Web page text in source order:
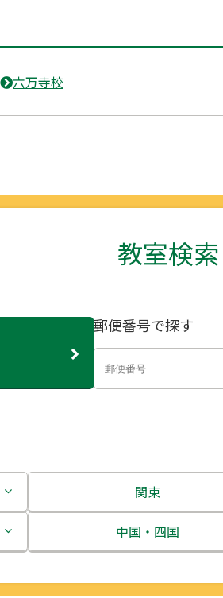
六万寺校
教室検索
郵便番号で探す
関東
茨城県
中国・四国